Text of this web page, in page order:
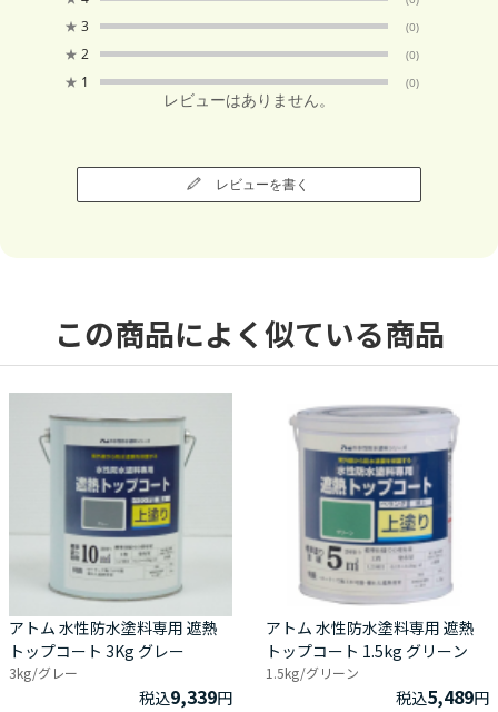
★ 3 (0)
★ 2 (0)
★ 1 (0)
レビューはありません。
レビューを書く
この商品によく似ている商品
アトム 水性防水塗料専用 遮熱
トップコート 3Kg グレー
3kg/グレー
税込9,339円
アトム 水性防水塗料専用 遮熱
トップコート 1.5kg グリーン
1.5kg/グリーン
税込5,489円